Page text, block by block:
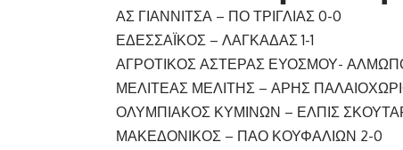
ΑΣ ΓΙΑΝΝΙΤΣΑ – ΠΟ ΤΡΙΓΛΙΑΣ 0-0
ΕΔΕΣΣΑΪΚΟΣ – ΛΑΓΚΑΔΑΣ 1-1
ΑΓΡΟΤΙΚΟΣ ΑΣΤΕΡΑΣ ΕΥΟΣΜΟΥ-
ΜΕΛΙΤΕΑΣ ΜΕΛΙΤΗΣ – ΑΡΗΣ
ΟΛΥΜΠΙΑΚΟΣ ΚΥΜΙΝΩΝ – ΕΛΠΙΣ
ΜΑΚΕΔΟΝΙΚΟΣ – ΠΑΟ ΚΟΥΦΑΛΙΩΝ 2-0